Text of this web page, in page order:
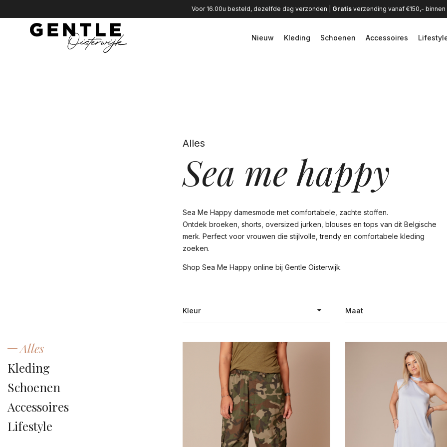
Voor 16.00u besteld, dezelfde dag verzonden | Gratisverzending vanaf €150,- binnen
Nieuw Kleding Schoenen Accessoires
Alles
Sea me happy
Sea Me Happy damesmode met comfortabele, zachte stoffen.
Ontdek broeken, shorts, oversized jurken, blouses en tops van dit Belgische
merk. Perfect voor vrouwen die stijlvolle, trendy en comfortabele kleding
zoeken.
Shop Sea Me Happy online bij Gentle Oisterwijk.
Kleur
antraciet
aubergine
beige
black denim
blauw
blauw dessin
Maat
Alles
Kleding
Schoenen
Accessoires
Lifestyle